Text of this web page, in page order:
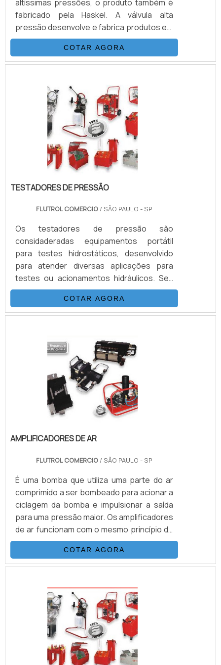
altíssimas pressões, o produto também é
fabricado pela Haskel. A válvula alta
pressão desenvolve e fabrica produtos em
aço inoxidável, monel e hasteloy, os
principais itens da válvula são válvulas
esfera, agulha, retenção, tubos de
equipamentos sub-sea, como válvulas
atuadas e conexões.INFORMAÇÕES
BÁSICAS SOBRE O PRODUTOA válvula
agulha é revestido em aço inox com bitolas
COTAR AGORA
TESTADORES DE PRESSÃO
FLUTROL COMERCIO / SÃO PAULO - SP
Os testadores de pressão são
considaderadas equipamentos portátil
para testes hidrostáticos, desenvolvido
para atender diversas aplicações para
testes ou acionamentos hidráulicos. Seu
sistema é composto basicamente por uma
Bomba Hidropneumática Haskel, kit de
preparação de ar, conjunto de filtros,
tanque inox. É importante contar com uma
distribuidora autorizada e exclusiva para
todo Brasil das mais renomadas e
conceituadas empresas internacionais que
COTAR AGORA
AMPLIFICADORES DE AR
FLUTROL COMERCIO / SÃO PAULO - SP
É uma bomba que utiliza uma parte do ar
comprimido a ser bombeado para acionar a
ciclagem da bomba e impulsionar a saída
para uma pressão maior. Os amplificadores
de ar funcionam com o mesmo princípio de
operação que as bombas e os
boosters.Multiplicando as pressões
através da relação área de pistões. O
possuem o processo de sopro de
embalagens PET, como, por exemplo,
indústrias alimentícias, químicas, de
cosméticos, entre muitas outras.
Conhecido comume.
COTAR AGORA